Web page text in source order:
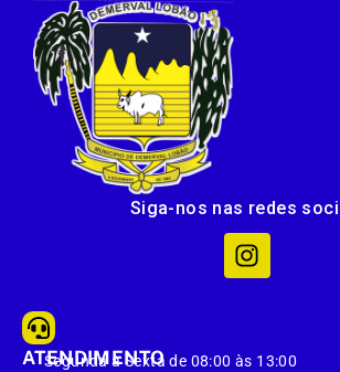
Siga-nos nas redes
ATENDIMENTO
Segunda à Sexta de 08:00 às 13:00